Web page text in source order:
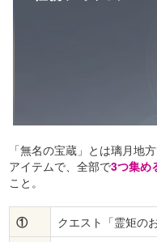
「無名の宝蔵」とは璃月地
アイテムで、全部で3つ集め
こと。
①
クエスト「霊矩の